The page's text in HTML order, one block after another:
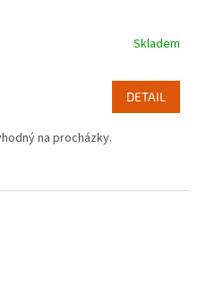
Skladem
DETAIL
na procházky.